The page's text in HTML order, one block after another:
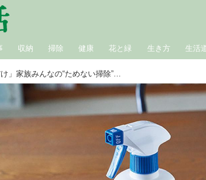
収納 掃除 健康 花と緑 生き方 生活
掃除道具「わが家はこれだけ」家族みんなの“ためない掃除”が続くシンプルなルール／整理収納アドバイザー・岡本あつみさん